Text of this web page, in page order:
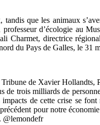
que les animaux
d’écologie au
Charmet, directrice
du Pays de Galles, le 31
Tribune de Xavier Hollandts,
trois milliards de
de cette crise se
pour notre
@lemondefr